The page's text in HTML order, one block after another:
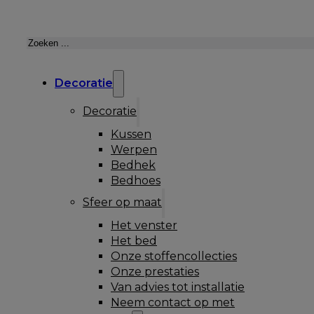
Zoeken
Decoratie
Decoratie
Kussen
Werpen
Bedhek
Bedhoes
Sfeer op maat
Het venster
Het bed
Onze stoffencollecties
Onze prestaties
Van advies tot installatie
Neem contact op met